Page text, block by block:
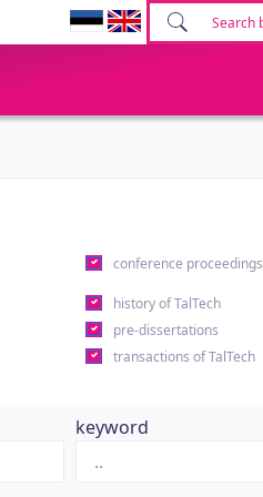
conference proceedings
history of TalTech
pre-dissertations
transactions of TalTech
keyword